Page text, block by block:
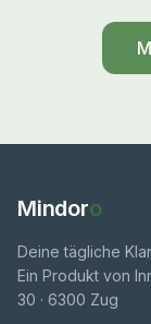
Mindoro
Deine tägliche
Ein Produkt von
30 · 6300 Zug